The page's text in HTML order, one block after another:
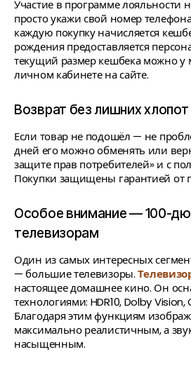
Участие в программе лояльности
просто укажи свой номер
каждую покупку начисляется
рождения предоставляется
текущий размер кешбека можно у
личном кабинете на сайте.
Возврат без лишних хлопот
Если товар не подошёл — не
дней его можно обменять или
защите прав потребителей» и с
Покупки защищены гарантией от
Особое внимание — 100-
телевизорам
Один из самых интересных
— большие телевизоры.
настоящее домашнее кино. Он
технологиями: HDR10, Dolby Vision,
Благодаря этим функциям
максимально реалистичным, а
насыщенным.